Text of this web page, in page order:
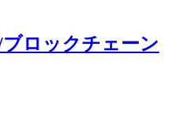
ブロックチェーン